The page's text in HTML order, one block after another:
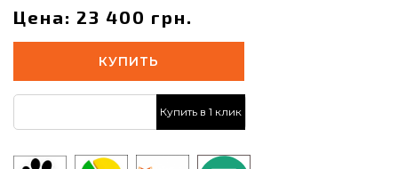
Цена: 23 400 грн.
КУПИТЬ
Купить в 1 клик